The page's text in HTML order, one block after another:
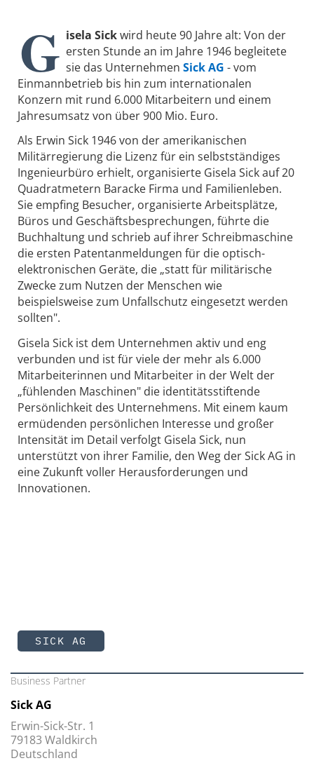
G isela Sickwird heute 90 Jahre alt: Von der
ersten Stunde an im Jahre 1946 begleitete
sie das Unternehmen Sick AG - vom
Einmannbetrieb bis hin zum internationalen
Konzern mit rund 6.000 Mitarbeitern und einem
Jahresumsatz von über 900 Mio. Euro.
Als Erwin Sick 1946 von der amerikanischen
Militärregierung die Lizenz für ein selbstständiges
Ingenieurbüro erhielt, organisierte Gisela Sick auf 20
Quadratmetern Baracke Firma und Familienleben.
Sie empfing Besucher, organisierte Arbeitsplätze,
Büros und Geschäftsbesprechungen, führte die
Buchhaltung und schrieb auf ihrer Schreibmaschine
die ersten Patentanmeldungen für die optisch-
elektronischen Geräte, die „statt für militärische
Zwecke zum Nutzen der Menschen wie
beispielsweise zum Unfallschutz eingesetzt werden
sollten".
Gisela Sick ist dem Unternehmen aktiv und eng
verbunden und ist für viele der mehr als 6.000
Mitarbeiterinnen und Mitarbeiter in der Welt der
„fühlenden Maschinen" die identitätsstiftende
Persönlichkeit des Unternehmens. Mit einem kaum
ermüdenden persönlichen Interesse und großer
Intensität im Detail verfolgt Gisela Sick, nun
unterstützt von ihrer Familie, den Weg der Sick AG in
eine Zukunft voller Herausforderungen und
Innovationen.
SICK AG
Business Partner
Sick AG
Erwin-Sick-Str. 1
79183 Waldkirch
Deutschland